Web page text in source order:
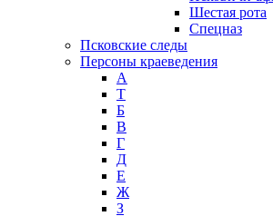
Шестая рота
Спецназ
Псковские следы
Персоны краеведения
А
T
Б
В
Г
Д
Е
Ж
З